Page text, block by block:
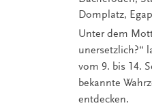
Domplatz,
Unter dem
unersetzlich?“
vom 9. bis 14.
bekannte
entdecken.